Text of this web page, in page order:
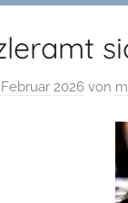
Februar 2026 von